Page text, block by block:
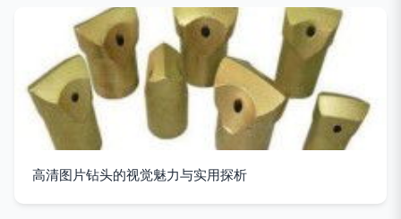
高清图片钻头的视觉魅力与实用探析